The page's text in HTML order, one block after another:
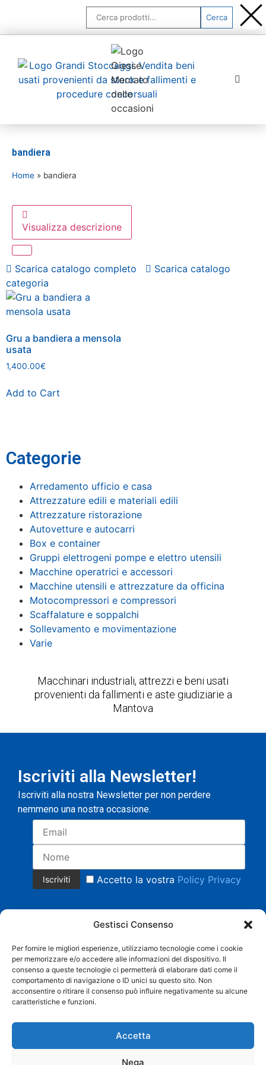
Gestisci Consenso
Per fornire le migliori esperienze, utilizziamo tecnologie come i cookie
per memorizzare e/o accedere alle informazioni del dispositivo. Il
consenso a queste tecnologie ci permetterà di elaborare dati come il
comportamento di navigazione o ID unici su questo sito. Non
acconsentire o ritirare il consenso può influire negativamente su alcune
caratteristiche e funzioni.
Accetta
Nega
Cerca
Home
Servizi
FAQ
News
Categorie
Arredamento ufficio e casa
Attrezzature edili e materiali edili
Attrezzature ristorazione
Autovetture e autocarri
Box e container
Gruppi elettrogeni pompe e elettro utensili
Macchine operatrici e accessori
Macchine utensili e attrezzature da officina
Motocompressori e compressori
Scaffalature e soppalchi
Sollevamento e movimentazione
Varie
bandiera
Home » bandiera
Visualizza descrizione
Scarica catalogo completo
Scarica catalogo
categoria
Gru a bandiera a mensola
usata
1,400.00€
Add to Cart
Macchinari industriali, attrezzi e beni usati
provenienti da fallimenti e aste giudiziarie a
Mantova
Iscriviti alla Newsletter!
Iscriviti alla nostra Newsletter per non perdere
nemmeno una nostra occasione.
Accetto la vostra Policy Privacy
Copyright 2023 © Tutti i diritti riservati.
COMMERCIALE CRISTIAN MAGNANI Cell. +39 335 8158553 |
AMMINISTRAZIONE BARBARA SACCHI Cell. 338 3958219 |
info@grandistoccaggi.com | P. IVA 02538090206 |